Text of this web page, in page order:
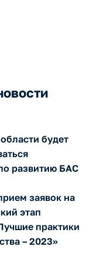
будет
развитию БАС
заявок на
этап
практики
– 2023»